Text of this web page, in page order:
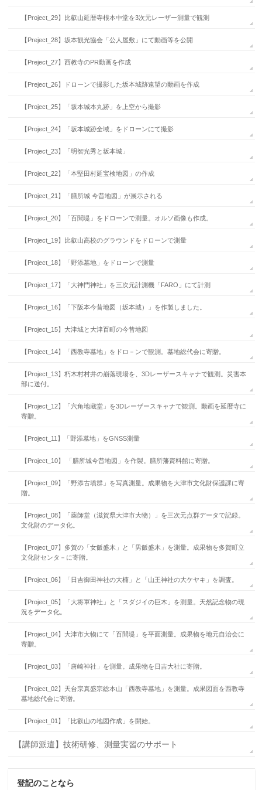
【Project_29】比叡山延暦寺根本中堂を3次元レーザー測量で観測
【Preject_28】坂本観光協会「公人屋敷」にて動画等を公開
【Preject_27】西教寺のPR動画を作成
【Preject_26】ドローンで撮影した坂本城跡遠望の動画を作成
【Project_25】「坂本城本丸跡」を上空から撮影
【Project_24】「坂本城跡全域」をドローンにて撮影
【Project_23】「明智光秀と坂本城」
【Project_22】「本堅田村延宝検地図」の作成
【Project_21】「膳所城 今昔地図」が展示される
【Project_20】「百聞堤」をドローンで測量。オルソ画像も作成。
【Project_19】比叡山高校のグラウンドをドローンで測量
【Project_18】「野添墓地」をドローンで測量
【Project_17】「大神門神社」を三次元計測機「FARO」にて計測
【Project_16】「下阪本今昔地図（坂本城）」を作製しました。
【Project_15】大津城と大津百町の今昔地図
【Project_14】「西教寺墓地」をドロ－ンで観測。墓地総代会に寄贈。
【Project_13】朽木村村井の崩落現場を、3Dレーザースキャナで観測。災害本
部に送付。
【Project_12】「六角地蔵堂」を3Dレーザースキャナで観測。動画を延暦寺に
寄贈。
【Project_11】「野添墓地」をGNSS測量
【Project_10】 「膳所城今昔地図」を作製。膳所藩資料館に寄贈。
【Project_09】「野添古墳群」を写真測量。成果物を大津市文化財保護課に寄
贈。
【Project_08】「薬師堂（滋賀県大津市大物）」を三次元点群データで記録。
文化財のデータ化。
【Project_07】多賀の「女飯盛木」と「男飯盛木」を測量。成果物を多賀町立
文化財センタ－に寄贈。
【Project_06】「日吉御田神社の大楠」と「山王神社の大ケヤキ」を調査。
【Project_05】「大将軍神社」と「スダジイの巨木」を測量。天然記念物の現
況をデータ化。
【Project_04】大津市大物にて「百間堤」を平面測量。成果物を地元自治会に
寄贈。
【Project_03】「唐崎神社」を測量。成果物を日吉大社に寄贈。
【Project_02】天台宗真盛宗総本山「西教寺墓地」を測量。成果図面を西教寺
墓地総代会に寄贈。
【Project_01】「比叡山の地図作成」を開始。
【講師派遣】技術研修、測量実習のサポート
登記のことなら